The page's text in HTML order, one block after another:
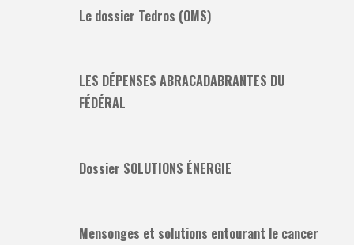
Le dossier Tedros (OMS)
LES DÉPENSES ABRACADABRANTES DU
FÉDÉRAL
Dossier SOLUTIONS ÉNERGIE
Mensonges et solutions entourant le cancer